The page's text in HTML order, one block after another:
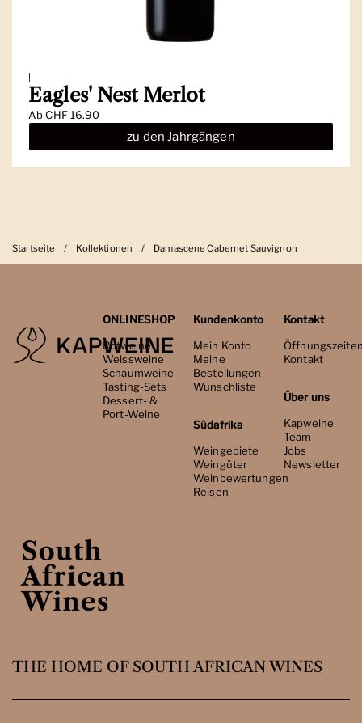
|
Eagles' Nest Merlot
AbCHF 16.90
zu den Jahrgängen
Startseite / Kollektionen / Damascene Cabernet Sauvignon
ONLINESHOP
Rotweine
Weissweine
Schaumweine
Tasting-Sets
Dessert- &
Port-Weine
Kundenkonto
Mein Konto
Meine
Bestellungen
Wunschliste
Südafrika
Weingebiete
Weingüter
Weinbewertungen
Reisen
Kontakt
Kontakt
Über uns
Kapweine
Team
Jobs
Newsletter
THE HOME OF SOUTH AFRICAN WINES